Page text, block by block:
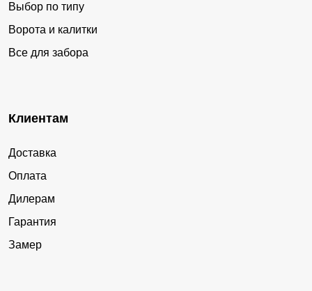
Выбор по типу
Ворота и калитки
Все для забора
Клиентам
Доставка
Оплата
Дилерам
Гарантия
Замер